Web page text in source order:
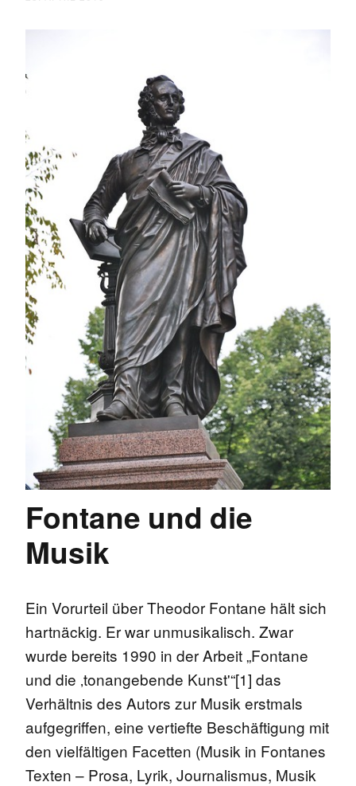
Fontane und die
Musik
Ein Vorurteil über Theodor Fontane hält sich
hartnäckig. Er war unmusikalisch. Zwar
wurde bereits 1990 in der Arbeit „Fontane
und die ‚tonangebende Kunst'“[1] das
Verhältnis des Autors zur Musik erstmals
aufgegriffen, eine vertiefte Beschäftigung mit
den vielfältigen Facetten (Musik in Fontanes
Texten – Prosa, Lyrik, Journalismus, Musik